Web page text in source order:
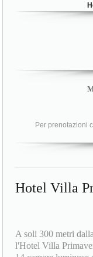
Per prenotazioni
Hotel Villa
A soli 300 metri
l'Hotel Villa